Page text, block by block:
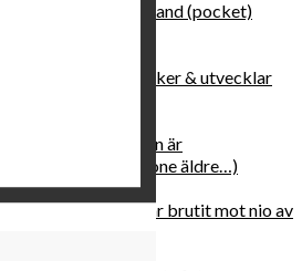
land (pocket)
– hur du läker, stärker & utvecklar
blir parisisk var du än är
klokare (åtminstone äldre…)
kokbok
oss tio bud – jag har brutit mot nio av